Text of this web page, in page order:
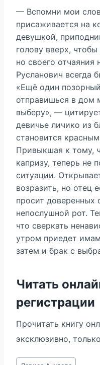
— Вспомни мои
присаживается на
девушкой,
голову вверх,
но своего отчаяния
Русланович всегда
«Ещё один
отправишься в дом
выберу», —
девичье личико из
становится
Привыкшая к тому,
капризу, теперь не
ситуации.
возразить, но отец
просит доверенных
непослушной рот.
что сверкать
утром приедет
затем и брак с
Читать
регистрации
Прочитать книгу
эксклюзивно,
Метки